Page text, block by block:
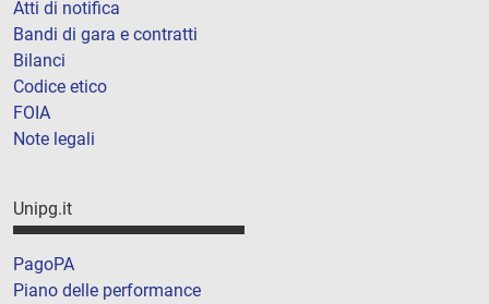
Atti di notifica
Bandi di gara e contratti
Bilanci
Codice etico
FOIA
Note legali
Unipg.it
PagoPA
Piano delle performance